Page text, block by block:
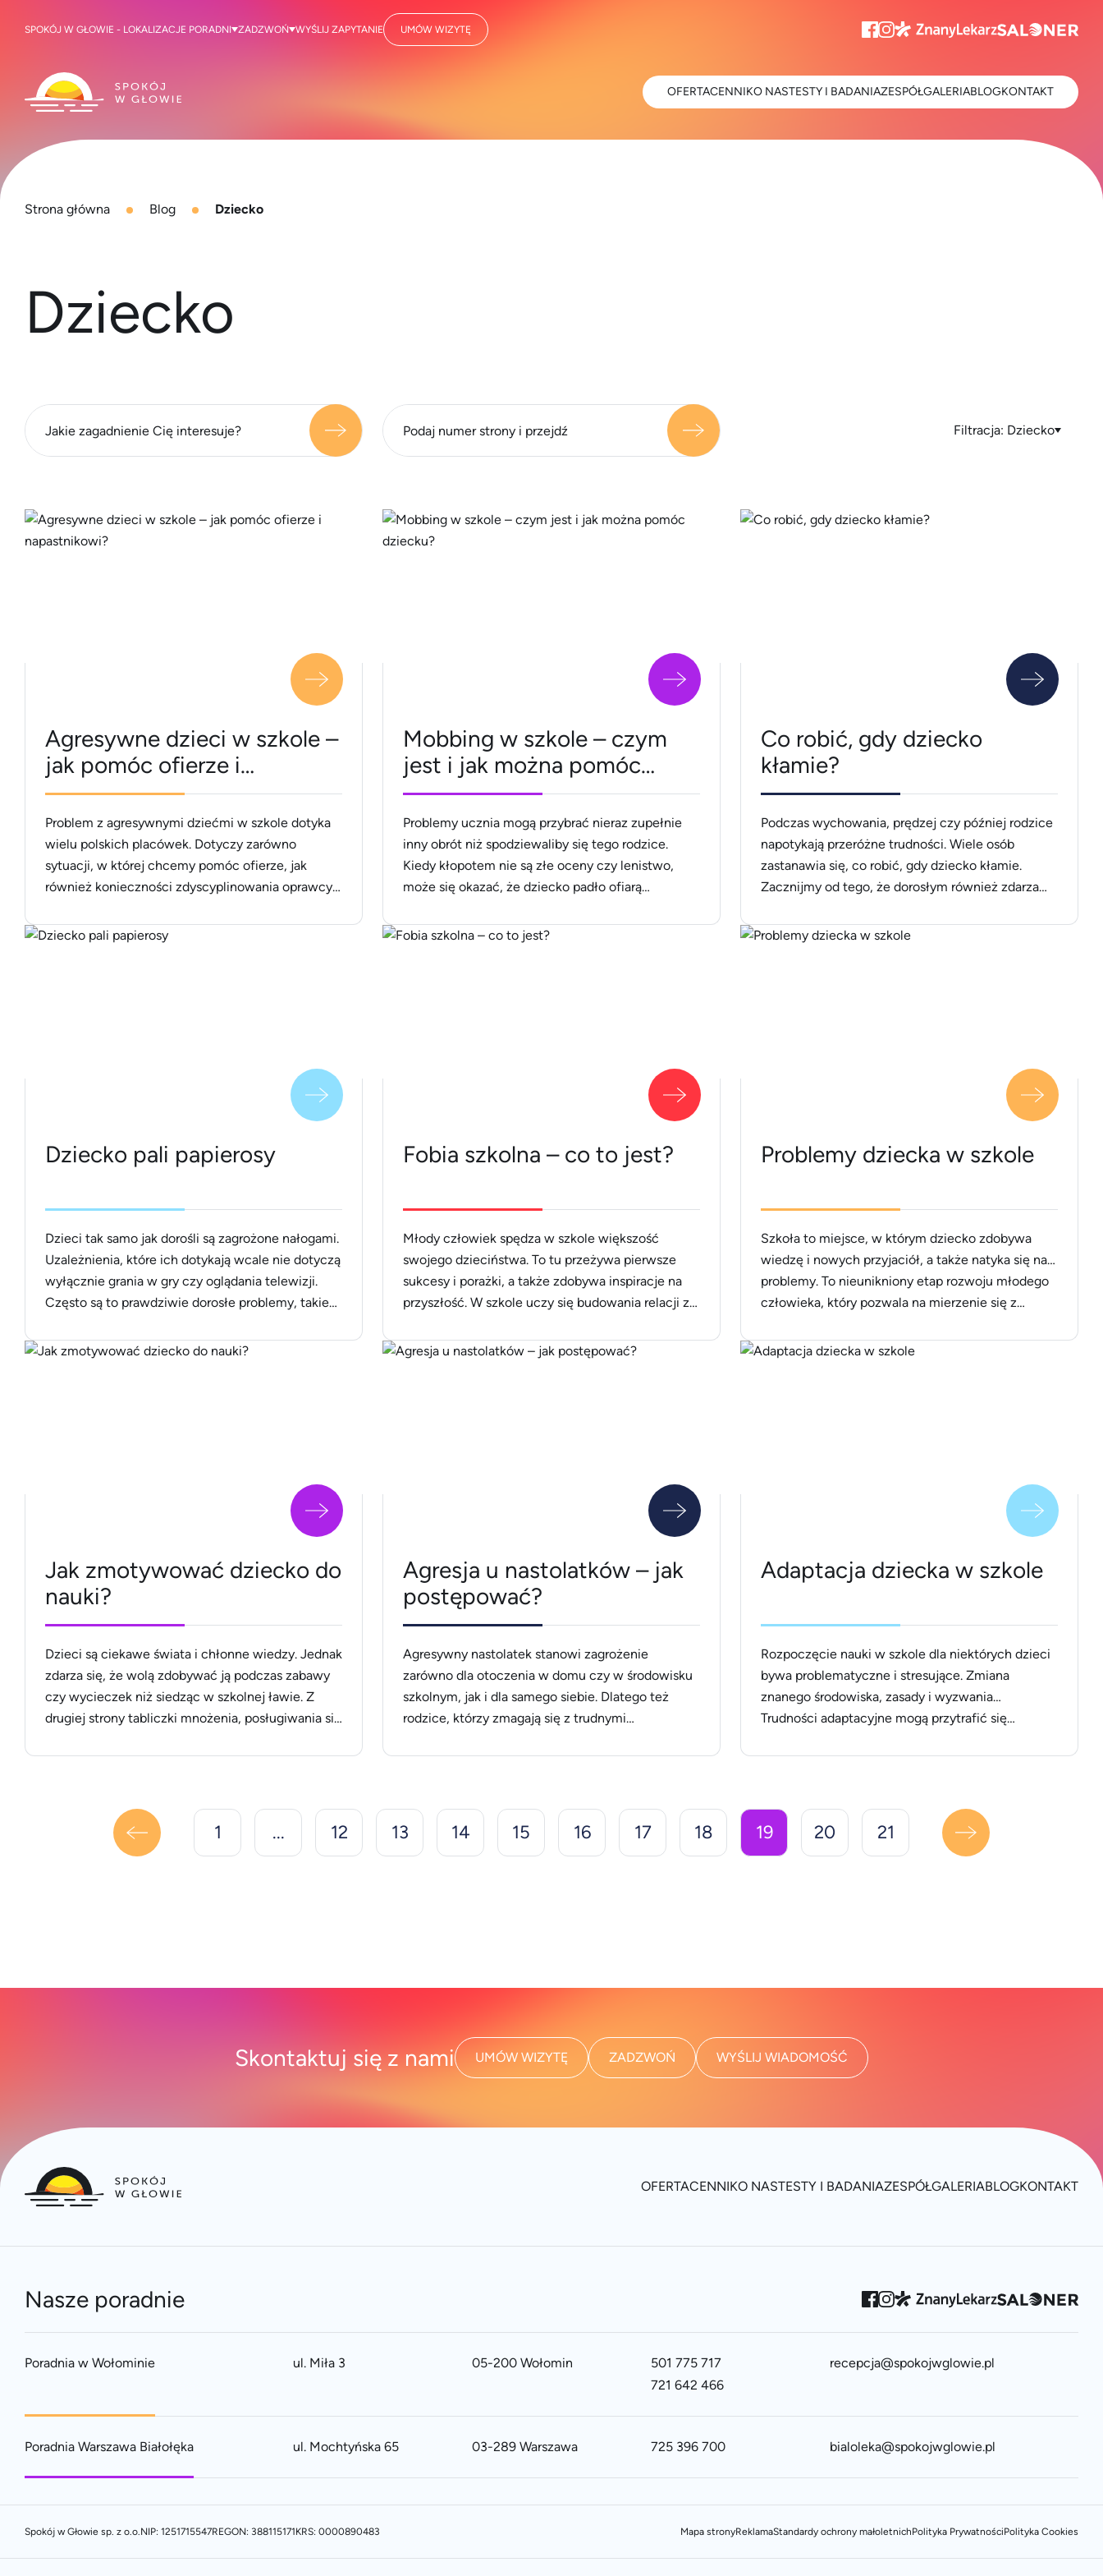
Strona główna Blog Dziecko
Dziecko
Filtracja: Dziecko
Agresywne dzieci w szkole –
jak pomóc ofierze i
napastnikowi?
Problem z agresywnymi dziećmi w szkole dotyka
wielu polskich placówek. Dotyczy zarówno
sytuacji, w której chcemy pomóc ofierze, jak
również konieczności zdyscyplinowania oprawcy.
wymagającą wsparcia – nierzadko
Mobbing w szkole – czym
jest i jak można pomóc
dziecku?
Problemy ucznia mogą przybrać nieraz zupełnie
inny obrót niż spodziewaliby się tego rodzice.
Kiedy kłopotem nie są złe oceny czy lenistwo,
może się okazać, że dziecko padło ofiarą
zmienne nastroje, zamknięcie w sobie, popadanie
Co robić, gdy dziecko
kłamie?
Podczas wychowania, prędzej czy później rodzice
napotykają przeróżne trudności. Wiele osób
zastanawia się, co robić, gdy dziecko kłamie.
Zacznijmy od tego, że dorosłym również zdarza
osiągnięcia jakichś korzyści lub gdy nie chcemy
Dziecko pali papierosy
Dzieci tak samo jak dorośli są zagrożone nałogami.
Uzależnienia, które ich dotykają wcale nie dotyczą
wyłącznie grania w gry czy oglądania telewizji.
Często są to prawdziwie dorosłe problemy, takie
Okazuje się, że w Polsce dzieci są nie tylko
Fobia szkolna – co to jest?
Młody człowiek spędza w szkole większość
swojego dzieciństwa. To tu przeżywa pierwsze
sukcesy i porażki, a także zdobywa inspiracje na
przyszłość. W szkole uczy się budowania relacji z
nieustannie poszerza swoją wiedzę i umiejętności.
Problemy dziecka w szkole
Szkoła to miejsce, w którym dziecko zdobywa
wiedzę i nowych przyjaciół, a także natyka się na…
problemy. To nieunikniony etap rozwoju młodego
człowieka, który pozwala na mierzenie się z
skuteczne ich rozwiązywanie. Wsparciem powinni
Jak zmotywować dziecko do
nauki?
Dzieci są ciekawe świata i chłonne wiedzy. Jednak
zdarza się, że wolą zdobywać ją podczas zabawy
czy wycieczek niż siedząc w szkolnej ławie. Z
drugiej strony tabliczki mnożenia, posługiwania się
po prostu nauczyć. Jak zachęcić do tego
Agresja u nastolatków – jak
postępować?
Agresywny nastolatek stanowi zagrożenie
zarówno dla otoczenia w domu czy w środowisku
szkolnym, jak i dla samego siebie. Dlatego też
rodzice, którzy zmagają się z trudnymi
powinni dowiedzieć się jak postępować z
niwelować te nieakceptowalne przez [&hellip;]
Adaptacja dziecka w szkole
Rozpoczęcie nauki w szkole dla niektórych dzieci
bywa problematyczne i stresujące. Zmiana
znanego środowiska, zasady i wyzwania…
Trudności adaptacyjne mogą przytrafić się
późniejszych etapach edukacji. Co to jest
zdobywania wiedzy, ale też umiejętności [&hellip;]
1 ... 12 13 14 15 16 17 18 19 20 21
SPOKÓJ W GŁOWIE - LOKALIZACJE PORADNI ZADZWOŃ WYŚLIJ ZAPYTANIE UMÓW WIZYTĘ
OFERTACENNIKO NASTESTY I BADANIAZESPÓŁGALERIABLOGKONTAKT
Skontaktuj się z nami UMÓW WIZYTĘ ZADZWOŃ WYŚLIJ WIADOMOŚĆ
OFERTACENNIKO NASTESTY I BADANIAZESPÓŁGALERIABLOGKONTAKT
Nasze poradnie
Poradnia w Wołominie ul. Miła 3 05-200 Wołomin
501 775 717
721 642 466
recepcja@spokojwglowie.pl
Poradnia Warszawa Białołęka ul. Mochtyńska 65 03-289 Warszawa 725 396 700 bialoleka@spokojwglowie.pl
Spokój w Głowie sp. z o.o.NIP: 1251715547REGON: 388115171KRS: 0000890483 Mapa stronyReklamaStandardy ochrony małoletnichPolityka PrywatnościPolityka Cookies